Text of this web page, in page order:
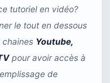
tutoriel en vidéo?
le tout en dessous
chaines Youtube,
pour avoir accès à
de